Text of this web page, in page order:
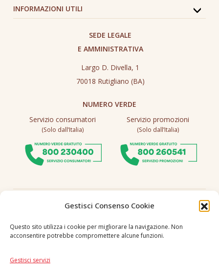
Gestisci Consenso Cookie
Questo sito utilizza i cookie per migliorare la navigazione. Non
acconsentire potrebbe compromettere alcune funzioni.
Gestisci servizi
INFORMAZIONI UTILI
SEDE LEGALE
E AMMINISTRATIVA
Largo D. Divella, 1
70018 Rutigliano (BA)
NUMERO VERDE
Servizio consumatori
(Solo dall’Italia)
Servizio promozioni
(Solo dall’Italia)
Seguici